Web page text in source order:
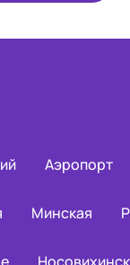
Аэропорт
Минская